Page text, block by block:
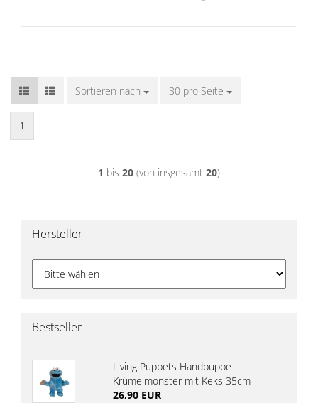
Sortieren nach
Sortieren nach 30 pro Seite
pro Seite
1
1 bis 20 (von insgesamt 20)
Hersteller
Bestseller
Living Puppets Handpuppe
Krümelmonster mit Keks 35cm
26,90 EUR